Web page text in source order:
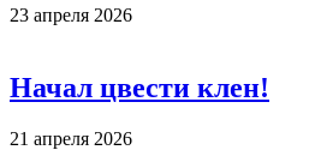
23 апреля 2026
Начал цвести клен!
21 апреля 2026